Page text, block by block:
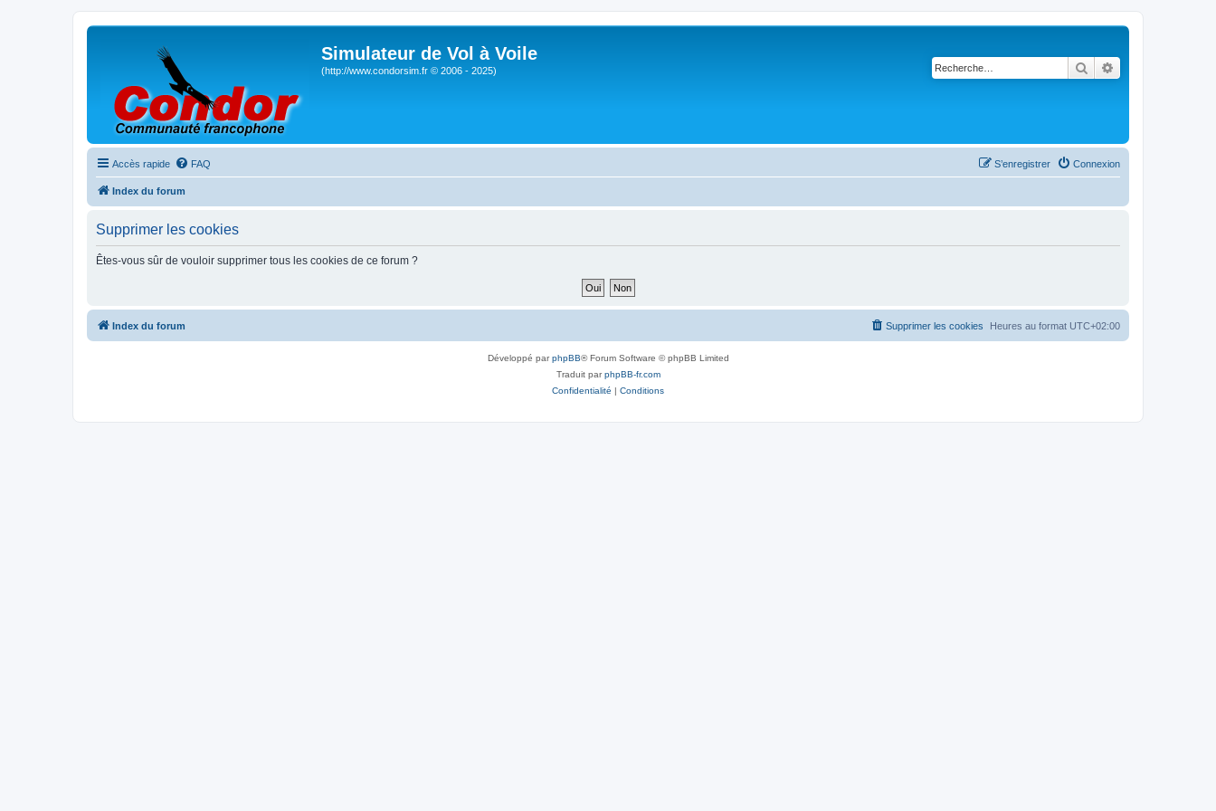
Simulateur de Vol à Voile
(http://www.condorsim.fr © 2006 - 2025) Rechercher
Accès rapide FAQ Connexion
S’enregistrer
Index du forum
Supprimer les cookies
Êtes-vous sûr de vouloir supprimer tous les cookies de ce forum ?
Index du forum Heures au format UTC+02:00
Supprimer les cookies
Développé parphpBB® Forum Software © phpBB Limited
Traduit parphpBB-fr.com
Confidentialité | Conditions